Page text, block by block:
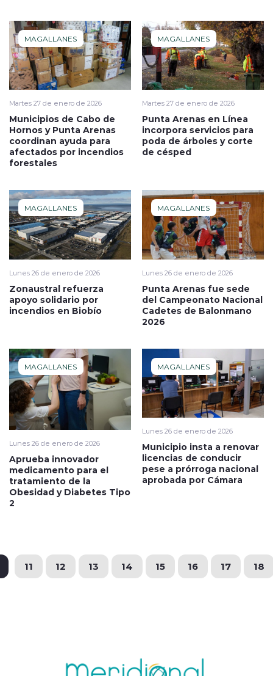
MAGALLANES
Martes 27 de enero de 2026
Municipios de Cabo de
Hornos y Punta Arenas
coordinan ayuda para
afectados por incendios
forestales
MAGALLANES
Martes 27 de enero de 2026
Punta Arenas en Línea
incorpora servicios para
poda de árboles y corte
de césped
MAGALLANES
Lunes 26 de enero de 2026
Zonaustral refuerza
apoyo solidario por
incendios en Biobío
MAGALLANES
Lunes 26 de enero de 2026
Punta Arenas fue sede
del Campeonato Nacional
Cadetes de Balonmano
2026
MAGALLANES
Lunes 26 de enero de 2026
Aprueba innovador
medicamento para el
tratamiento de la
Obesidad y Diabetes Tipo
2
MAGALLANES
Lunes 26 de enero de 2026
Municipio insta a renovar
licencias de conducir
pese a prórroga nacional
aprobada por Cámara
11 12 13 14 15 16 17 18